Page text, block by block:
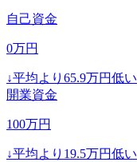
自己資金
0万円
↓平均より 65.9万円低い
開業資金
100万円
↓平均より 19.5万円低い